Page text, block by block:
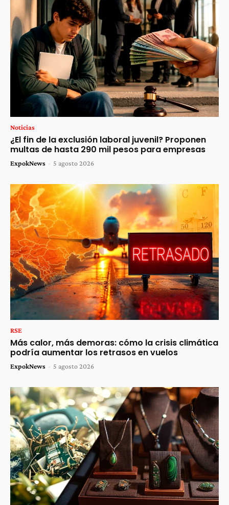
Noticias
¿El fin de la exclusión laboral juvenil? Proponen
multas de hasta 290 mil pesos para empresas
ExpokNews - 5 agosto 2026
RSE
Más calor, más demoras: cómo la crisis climática
podría aumentar los retrasos en vuelos
ExpokNews - 5 agosto 2026